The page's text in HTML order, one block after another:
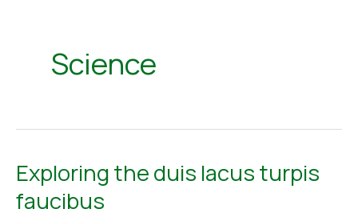
Science
Exploring the duis lacus turpis
faucibus